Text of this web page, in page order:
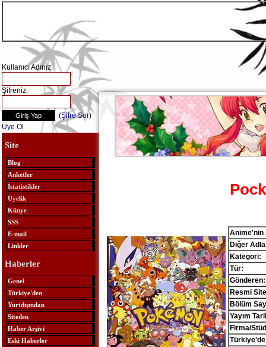
Kullanıcı Adınız:
Şifreniz:
(Şifre Sor)
Üye Ol
Site
Blog
Anketler
İstatistikler
Üyelik
Künye
SSS
E-mail
Linkler
Haberler
Genel
Türkiye'den
Yurtdışından
Siteden
Haber Arşivi
Eski Haberler
Anime'nin
Diğer
Kategori:
Tür:
Gönderen:
Resmi
Bölüm
Yayım
Firma/